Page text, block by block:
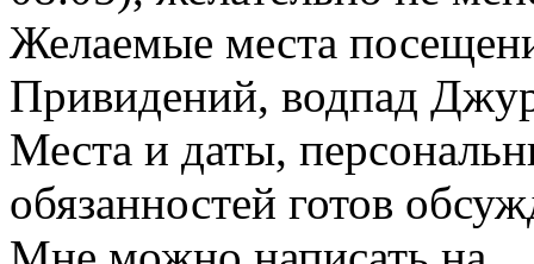
Желаемые места
Привидений, водпад
Места и даты,
обязанностей готов